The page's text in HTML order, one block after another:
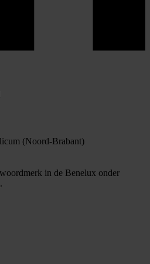
(Noord-Brabant)
in de Benelux onder
.